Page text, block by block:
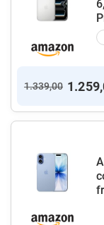
1.339,00